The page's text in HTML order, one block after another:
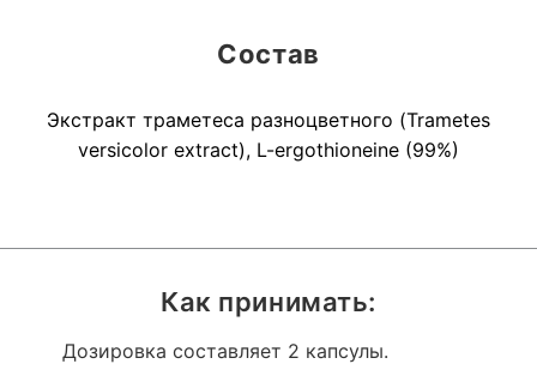
Как принимать:
Дозировка составляет 2 капсулы.
Состав
Экстракт траметеса разноцветного (Trametes
versicolor extract), L-ergothioneine (99%)